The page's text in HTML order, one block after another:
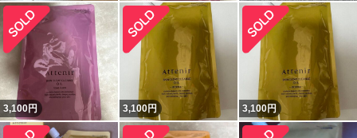
3,100円 3,100円 3,100円